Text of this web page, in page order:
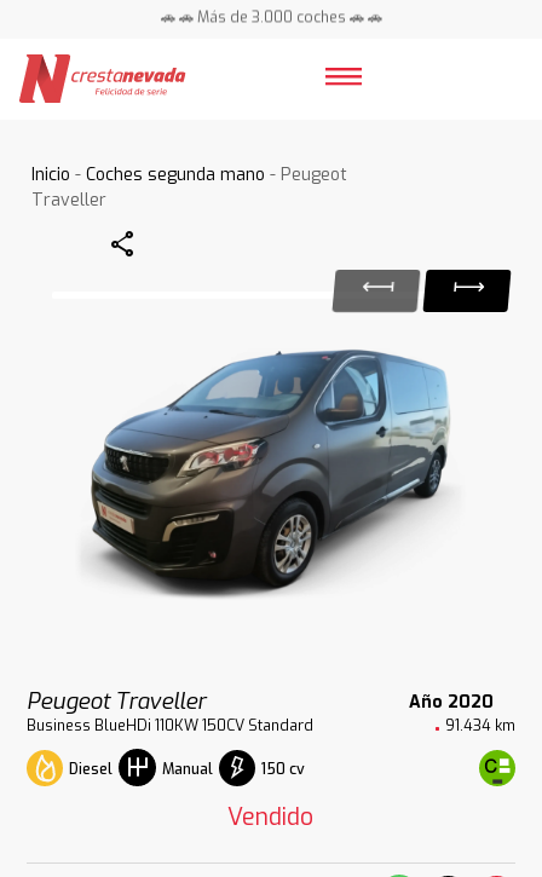
🚗 🚗 Más de 3.000 coches 🚗 🚗
Inicio -Coches segunda mano - Peugeot
Traveller
Share
Peugeot Traveller Año 2020
Business BlueHDi 110KW 150CV Standard 91.434 km
Diesel Manual 150 cv
Vendido